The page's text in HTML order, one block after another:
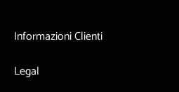
Informazioni Clienti
Legal